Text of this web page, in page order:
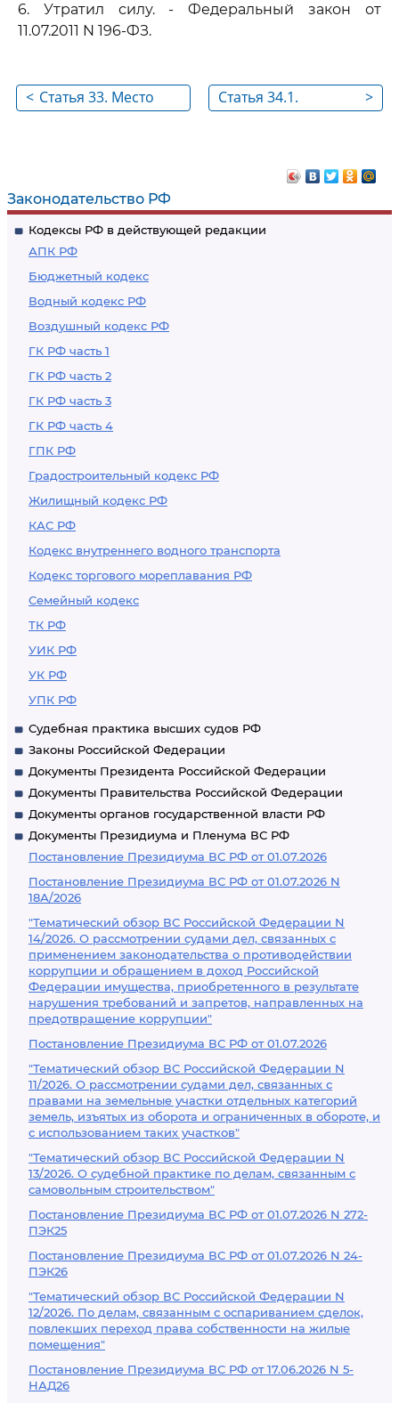
Законодательство РФ
Кодексы РФ в действующей редакции
АПК РФ
Бюджетный кодекс
Водный кодекс РФ
Воздушный кодекс РФ
ГК РФ часть 1
ГК РФ часть 2
ГК РФ часть 3
ГК РФ часть 4
ГПК РФ
Градостроительный кодекс РФ
Жилищный кодекс РФ
КАС РФ
Кодекс внутреннего водного транспорта
Кодекс торгового мореплавания РФ
Семейный кодекс
ТК РФ
УИК РФ
УК РФ
УПК РФ
Судебная практика высших судов РФ
Законы Российской Федерации
Документы Президента Российской Федерации
Документы Правительства Российской Федерации
Документы органов государственной власти РФ
Документы Президиума и Пленума ВС РФ
Постановление Президиума ВС РФ от 01.07.2026
Постановление Президиума ВС РФ от 01.07.2026 N
18А/2026
"Тематический обзор ВС Российской Федерации N
14/2026. О рассмотрении судами дел, связанных с
применением законодательства о противодействии
коррупции и обращением в доход Российской
Федерации имущества, приобретенного в результате
нарушения требований и запретов, направленных на
предотвращение коррупции"
Постановление Президиума ВС РФ от 01.07.2026
"Тематический обзор ВС Российской Федерации N
11/2026. О рассмотрении судами дел, связанных с
правами на земельные участки отдельных категорий
земель, изъятых из оборота и ограниченных в обороте, и
с использованием таких участков"
"Тематический обзор ВС Российской Федерации N
13/2026. О судебной практике по делам, связанным с
самовольным строительством"
Постановление Президиума ВС РФ от 01.07.2026 N 272-
ПЭК25
Постановление Президиума ВС РФ от 01.07.2026 N 24-
ПЭК26
"Тематический обзор ВС Российской Федерации N
12/2026. По делам, связанным с оспариванием сделок,
повлекших переход права собственности на жилые
помещения"
Постановление Президиума ВС РФ от 17.06.2026 N 5-
НАД26
6. Утратил силу. - Федеральный закон от
11.07.2011 N 196-ФЗ.
< Статья 33. Место
применения мер
принудительного
исполнения
>
Статья 34.1.
производства
принудительного
исполнения